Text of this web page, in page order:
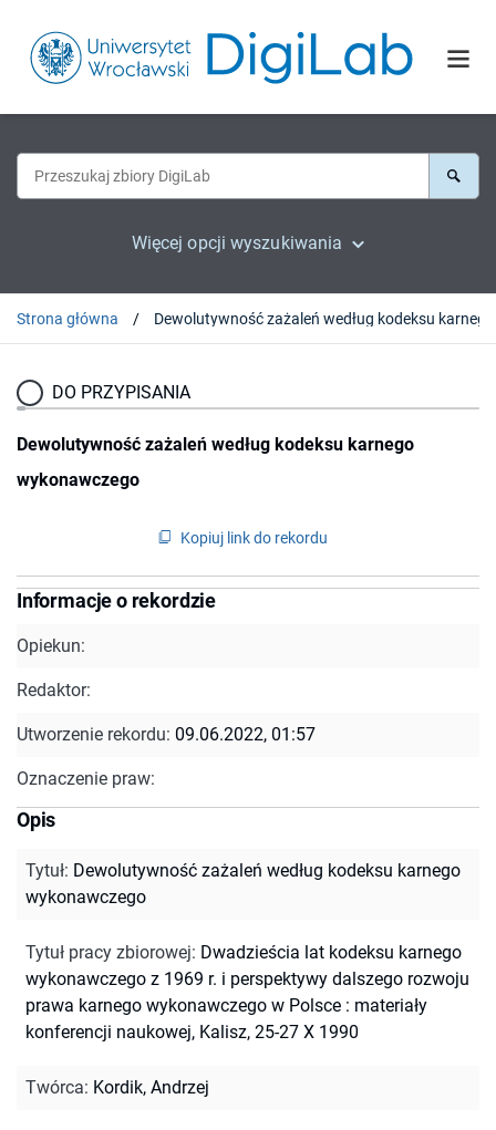
Więcej opcji wyszukiwania
Strona główna
DO PRZYPISANIA
Dewolutywność zażaleń według kodeksu karnego
wykonawczego
Kopiuj link do rekordu
Informacje o rekordzie
Opiekun:
Redaktor:
Utworzenie rekordu: 09.06.2022, 01:57
Oznaczenie praw:
Opis
Tytuł: Dewolutywność zażaleń według kodeksu karnego
wykonawczego
Tytuł pracy zbiorowej: Dwadzieścia lat kodeksu karnego
wykonawczego z 1969 r. i perspektywy dalszego rozwoju
prawa karnego wykonawczego w Polsce : materiały
konferencji naukowej, Kalisz, 25-27 X 1990
Twórca: Kordik, Andrzej